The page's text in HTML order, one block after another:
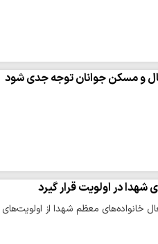
و مسکن جوانان توجه جدی شود
در اولویت قرار گیرد
معظم شهدا از اولویت‌های